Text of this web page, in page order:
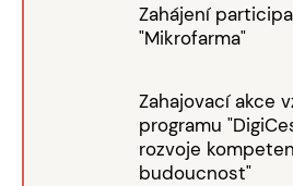
Zahájení
"Mikrofarma"
Zahajovací akce
programu
rozvoje
budoucnost"